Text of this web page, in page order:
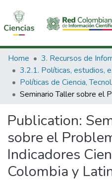
Communities & Collections
All of DSpace
Statistics
Home
3.2.1.
Publication:
sobre el
Indicadores
Colombia y